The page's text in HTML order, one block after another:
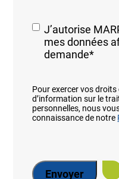
RGPD*
J’autorise
mes données
demande*
Pour exercer vos
d’information sur le
personnelles, nous
connaissance de notre